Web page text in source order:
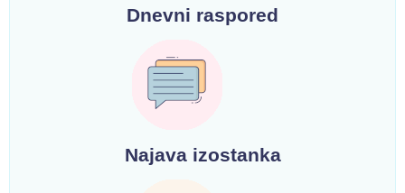
Dnevni raspored
Najava izostanka